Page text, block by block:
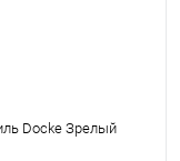
Docke Зрелый